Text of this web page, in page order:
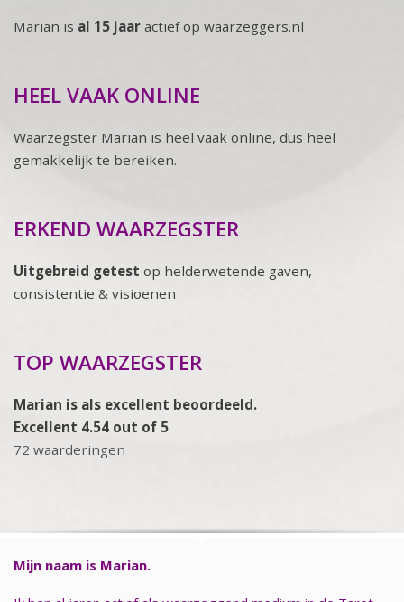
Marian is al 15 jaar actief op waarzeggers.nl
HEEL VAAK ONLINE
Waarzegster Marian is heel vaak online, dus heel
gemakkelijk te bereiken.
ERKEND WAARZEGSTER
Uitgebreid getest op helderwetende gaven,
consistentie & visioenen
TOP WAARZEGSTER
Marian is als excellent beoordeeld.
Excellent 4.54 out of 5
72 waarderingen
Mijn naam is Marian.